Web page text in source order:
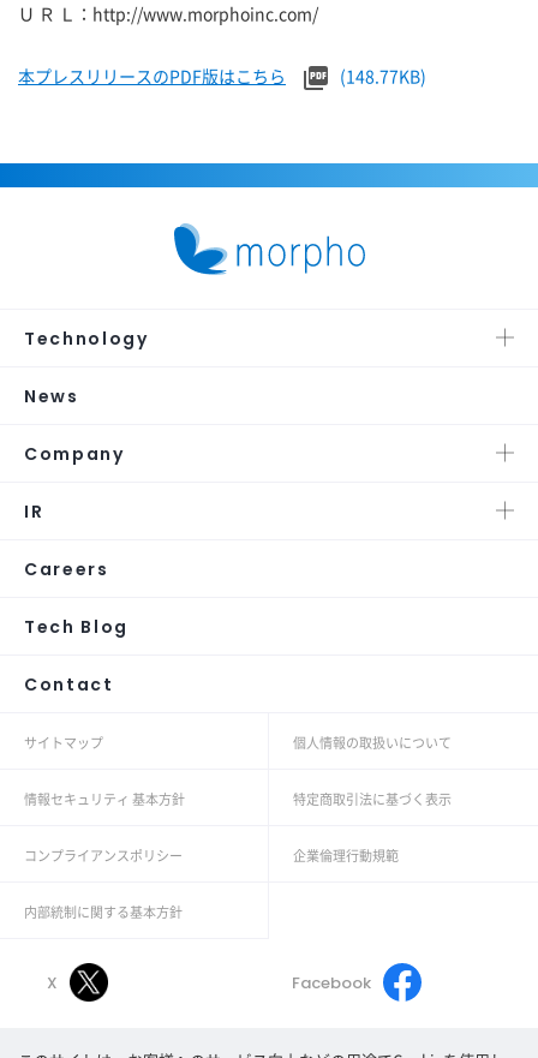
Ｕ Ｒ Ｌ：http://www.morphoinc.com/
本プレスリリースのPDF版はこちら (148.77KB)
Technology
News
Company
IR
Careers
Tech Blog
Contact
サイトマップ 個人情報の取扱いについて
情報セキュリティ 基本方針 特定商取引法に基づく表示
コンプライアンスポリシー 企業倫理行動規範
内部統制に関する基本方針
X Facebook